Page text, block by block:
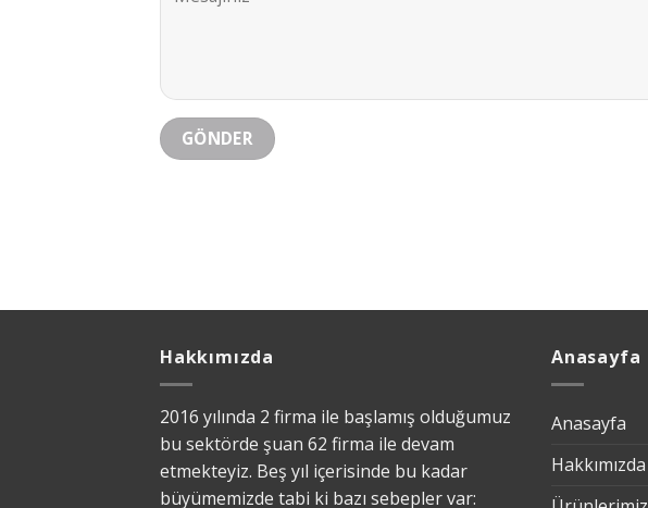
Hakkımızda
2016 yılında 2 firma ile başlamış olduğumuz
bu sektörde şuan 62 firma ile devam
etmekteyiz. Beş yıl içerisinde bu kadar
büyümemizde tabi ki bazı sebepler var:
Anasayfa
Anasayfa
Hakkımızda